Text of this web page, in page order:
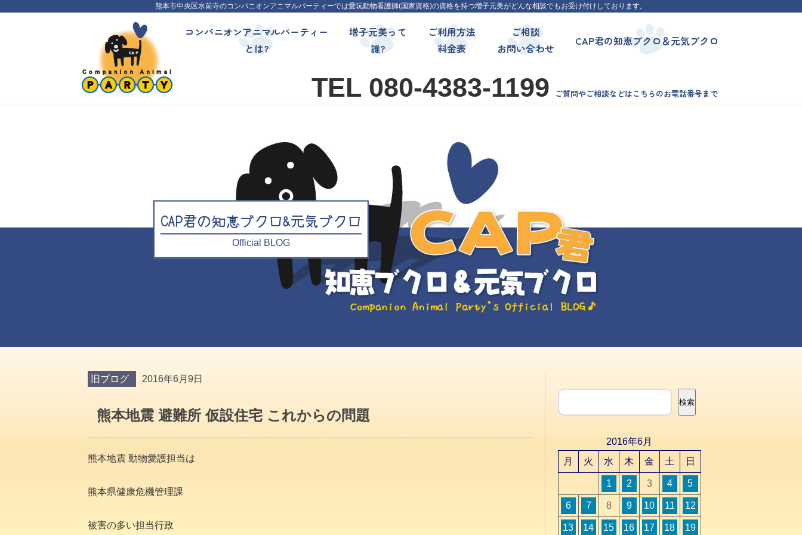
熊本市中央区水前寺のコンパニオンアニマルパーティーでは愛玩動物看護師(国家資格)の資格を持つ増子元美がどんな相談でもお受け付けしております。
コンパニオンアニマルパーティー
とは?
増子元美って
誰?
ご利用方法
料金表
ご相談
お問い合わせ
CAP君の知恵ブクロ＆元気ブクロ
TEL 080-4383-1199 ご質問やご相談などはこちらのお電話番号まで
CAP君の知恵ブクロ&元気ブクロ
Official BLOG
旧ブログ 2016年6月9日
熊本地震 避難所 仮設住宅 これからの問題
熊本地震 動物愛護担当は
熊本県健康危機管理課
被害の多い担当行政
検索
検索
2016年6月
月
火 水 木 金 土 日
1 2 3 4 5
6 7 8 9 10 11 12
13 14 15 16 17 18 19